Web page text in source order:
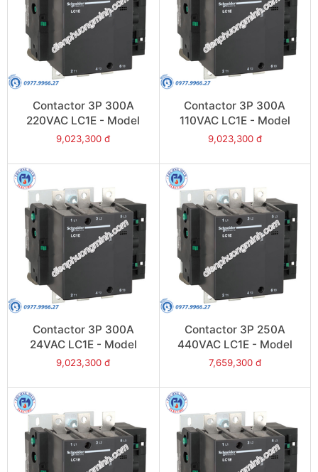
Contactor 3P 300A
220VAC LC1E - Model
LC1E300M6
9,023,300 đ
Contactor 3P 300A
110VAC LC1E - Model
LC1E300F6
9,023,300 đ
Contactor 3P 300A
24VAC LC1E - Model
LC1E300B6
9,023,300 đ
Contactor 3P 250A
440VAC LC1E - Model
LC1E250R6
7,659,300 đ